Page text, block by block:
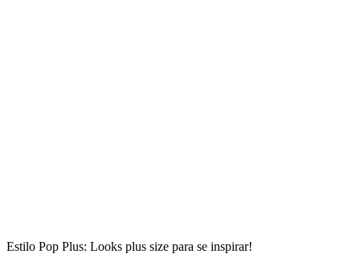
Estilo Pop Plus: Looks plus size para se inspirar!